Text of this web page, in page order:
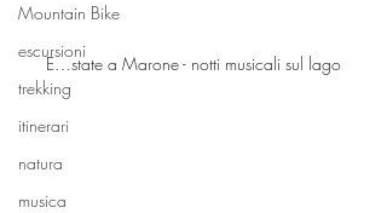
Mountain Bike
escursioni
trekking
itinerari
natura
musica
E…state a Marone - notti musicali sul lago